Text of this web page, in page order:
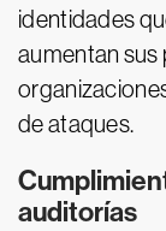
identidades
aumentan sus
de ataques.
auditorías